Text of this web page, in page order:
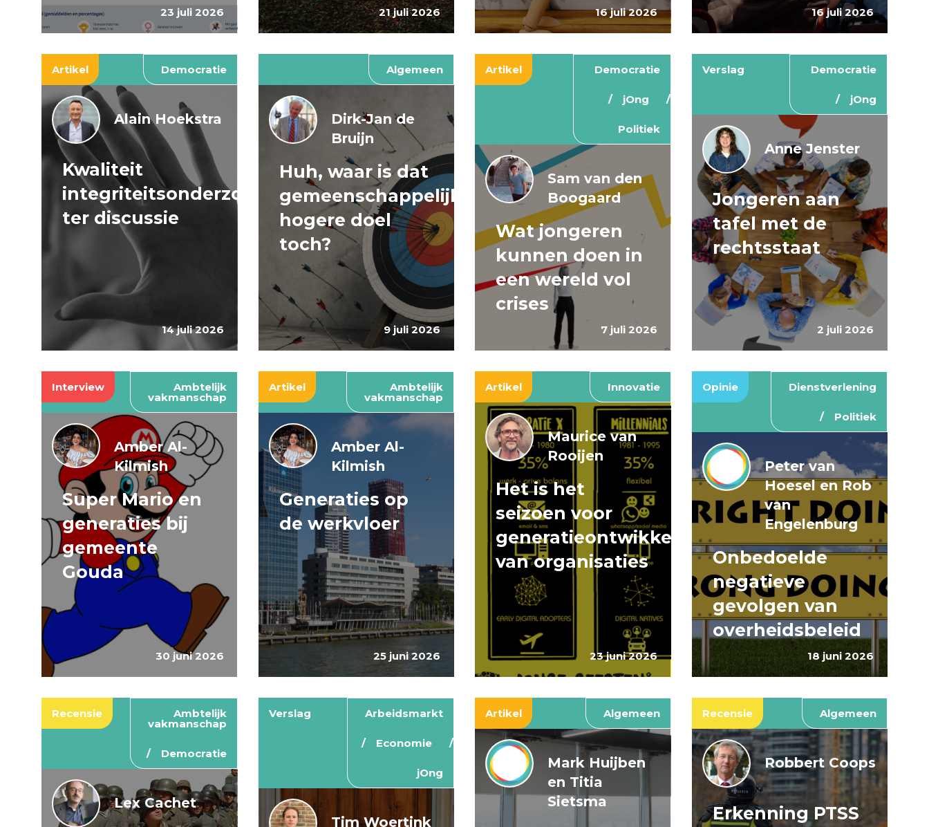
23 juli 2026 21 juli 2026 16 juli 2026 16 juli 2026
Artikel Democratie
14 juli 2026
Alain Hoekstra
Kwaliteit
integriteitsonderzoeken
ter discussie
Algemeen
9 juli 2026
Dirk-Jan de
Bruijn
Huh, waar is dat
gemeenschappelijke
hogere doel
toch?
Artikel Democratie
jOng
Politiek
7 juli 2026
Sam van den
Boogaard
Wat jongeren
kunnen doen in
een wereld vol
crises
Verslag Democratie
jOng
2 juli 2026
Anne Jenster
Jongeren aan
tafel met de
rechtsstaat
Interview Ambtelijk
vakmanschap
30 juni 2026
Amber Al-
Kilmish
Super Mario en
generaties bij
gemeente
Gouda
Artikel Ambtelijk
vakmanschap
25 juni 2026
Amber Al-
Kilmish
Generaties op
de werkvloer
Artikel Innovatie
23 juni 2026
Maurice van
Rooijen
Het is het
seizoen voor
generatieontwikkeling
van organisaties
Opinie Dienstverlening
Politiek
18 juni 2026
Peter van
Hoesel en Rob
van
Engelenburg
Onbedoelde
negatieve
gevolgen van
overheidsbeleid
Recensie Ambtelijk
vakmanschap
Democratie
Lex Cachet
Verslag Arbeidsmarkt
Economie
jOng
Tim Woertink
Artikel Algemeen
Mark Huijben
en Titia
Sietsma
Recensie Algemeen
Robbert Coops
Erkenning PTSS